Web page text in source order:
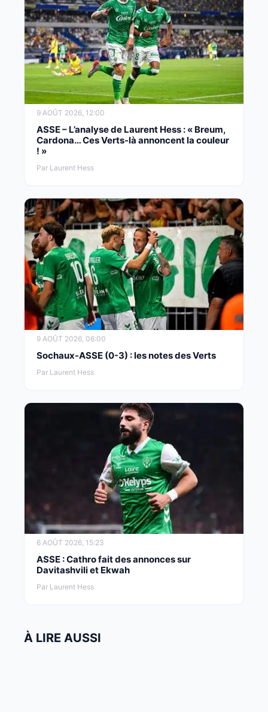
9 AOÛT 2026, 12:00
ASSE – L’analyse de Laurent Hess : « Breum,
Cardona… Ces Verts-là annoncent la couleur
! »
Par Laurent Hess
9 AOÛT 2026, 06:00
Sochaux-ASSE (0-3) : les notes des Verts
Par Laurent Hess
6 AOÛT 2026, 15:23
ASSE : Cathro fait des annonces sur
Davitashvili et Ekwah
Par Laurent Hess
À LIRE AUSSI